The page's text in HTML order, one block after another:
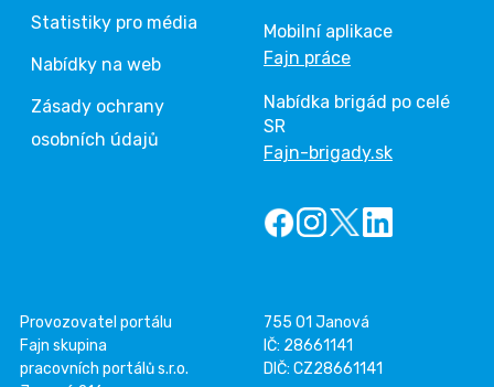
Statistiky pro média
Nabídky na web
Zásady ochrany
osobních údajů
Mobilní aplikace
Fajn práce
Nabídka brigád po celé
SR
Fajn-brigady.sk
Provozovatel portálu
Fajn skupina
pracovních portálů s.r.o.
755 01 Janová
IČ: 28661141
DIČ: CZ28661141